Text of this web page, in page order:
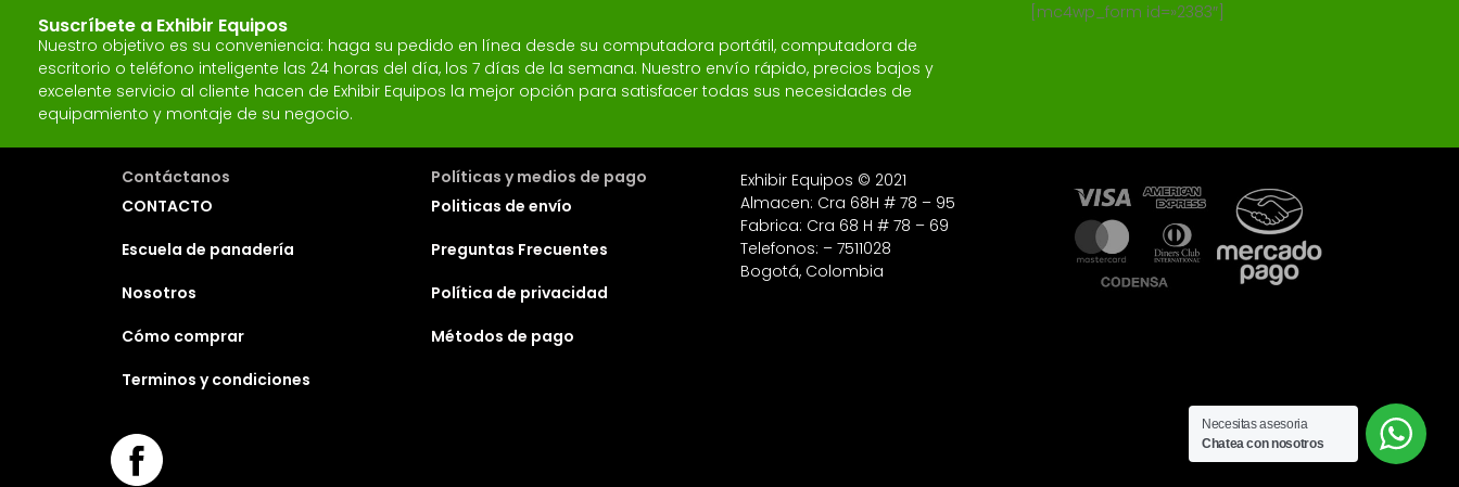
Suscríbete a Exhibir Equipos
Nuestro objetivo es su conveniencia: haga su pedido en línea desde su computadora portátil, computadora de
escritorio o teléfono inteligente las 24 horas del día, los 7 días de la semana. Nuestro envío rápido, precios bajos y
excelente servicio al cliente hacen de Exhibir Equipos la mejor opción para satisfacer todas sus necesidades de
equipamiento y montaje de su negocio.
[mc4wp_form id=»2383″]
Contáctanos
CONTACTO
Escuela de panadería
Nosotros
Cómo comprar
Terminos y condiciones
Políticas y medios de pago
Politicas de envío
Preguntas Frecuentes
Política de privacidad
Métodos de pago
Exhibir Equipos © 2021
Almacen: Cra 68H # 78 – 95
Fabrica: Cra 68 H # 78 – 69
Telefonos: – 7511028
Bogotá, Colombia
Necesitas asesoria
Chatea con nosotros